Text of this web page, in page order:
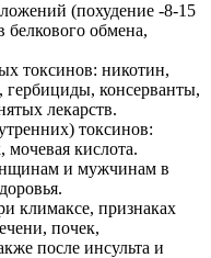
(похудение -8-15
белкового обмена,
токсинов: никотин,
гербициды, консерванты,
лекарств.
токсинов:
мочевая кислота.
и мужчинам в
климаксе, признаках
почек,
после инсульта и